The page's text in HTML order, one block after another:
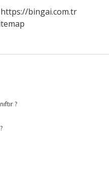
https://bingai.com.tr
?